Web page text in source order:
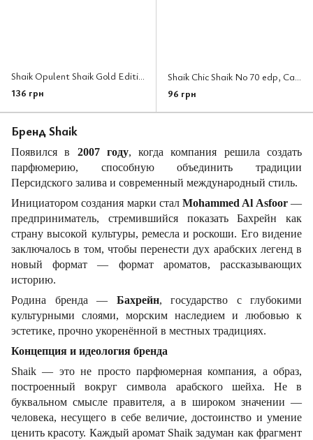
Shaik Opulent Shaik Gold Edition For Women edp, Саудовская Аравия
136 грн
Shaik Chic Shaik No 70 edp, Саудовская Аравия
96 грн
Бренд Shaik
Появился в 2007 году, когда компания решила создать
парфюмерию, способную объединить традиции
Персидского залива и современный международный стиль.
Инициатором создания марки сталMohammed Al Asfoor—
предприниматель, стремившийся показать Бахрейн как
страну высокой культуры, ремесла и роскоши. Его видение
заключалось в том, чтобы перенести дух арабских легенд в
новый формат — формат ароматов, рассказывающих
историю.
Родина бренда — Бахрейн, государство с глубокими
культурными слоями, морским наследием и любовью к
эстетике, прочно укоренённой в местных традициях.
Концепция и идеология бренда
Shaik — это не просто парфюмерная компания, а образ,
построенный вокруг символа арабского шейха. Не в
буквальном смысле правителя, а в широком значении —
человека, несущего в себе величие, достоинство и умение
ценить красоту. Каждый аромат Shaik задуман как фрагмент